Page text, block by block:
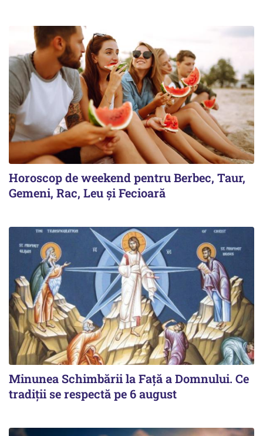
Horoscop de weekend pentru Berbec, Taur,
Gemeni, Rac, Leu și Fecioară
Minunea Schimbării la Față a Domnului. Ce
tradiții se respectă pe 6 august